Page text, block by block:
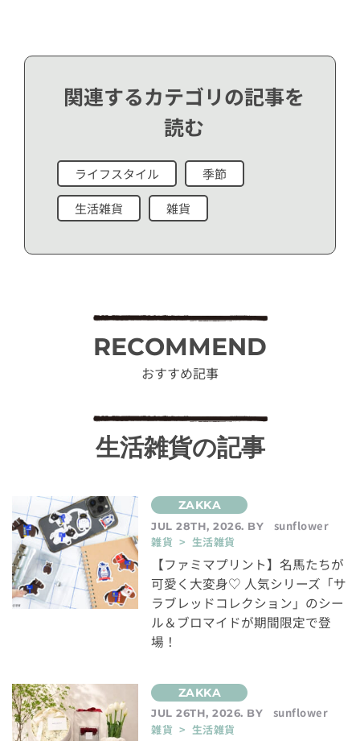
関連するカテゴリの記事を
読む
ライフスタイル 季節
生活雑貨 雑貨
RECOMMEND
おすすめ記事
生活雑貨の記事
JUL 28TH, 2026. BY
sunflower
雑貨 > 生活雑貨
【ファミマプリント】名馬たちが
可愛く大変身♡ 人気シリーズ「サ
ラブレッドコレクション」のシー
ル＆ブロマイドが期間限定で登
場！
JUL 26TH, 2026. BY
sunflower
雑貨 > 生活雑貨